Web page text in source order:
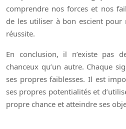
comprendre nos forces et nos
de les utiliser à bon escient pour
réussite.
En conclusion, il n’existe pas
chanceux qu’un autre. Chaque
ses propres faiblesses. Il est
ses propres potentialités et
propre chance et atteindre ses